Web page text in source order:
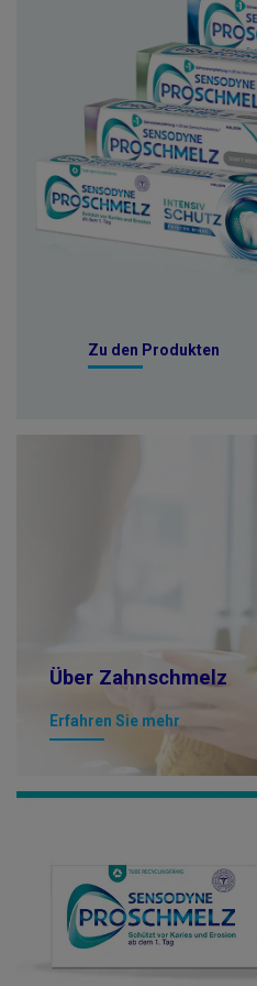
Zu den Produkten
Über Zahnschmelz
Erfahren Sie mehr